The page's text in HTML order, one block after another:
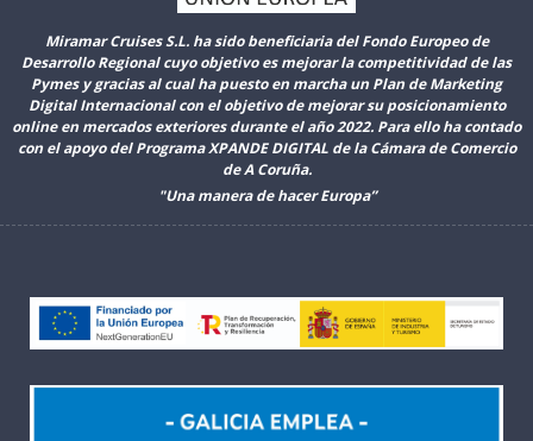
Miramar Cruises S.L. ha sido beneficiaria del Fondo Europeo de
Desarrollo Regional cuyo objetivo es mejorar la competitividad de las
Pymes y gracias al cual ha puesto en marcha un Plan de Marketing
Digital Internacional con el objetivo de mejorar su posicionamiento
online en mercados exteriores durante el año 2022. Para ello ha contado
con el apoyo del Programa XPANDE DIGITAL de la Cámara de Comercio
de A Coruña.
"Una manera de hacer Europa”